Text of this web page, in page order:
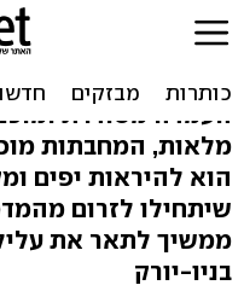
פרק 8: סרוויס, שעת ה-ש'
"אחרי המאמץ
העמדה מסודרת
מלאות, המחבתות
הוא להיראות יפים
שיתחילו לזרום
ממשיך לתאר את
בניו-יורק